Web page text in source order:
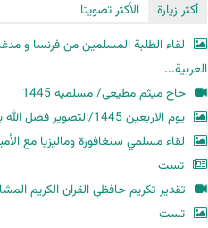
أكثر زيارة
الأكثر تصويتا
لقاء الطلبة المسلمين من فرنسا و
العربية...
حاج میثم مطیعی/ مسلمیه 1445
یوم الاربعین 1445/التصویر فضل الله بیجنی
لقاء مسلمي سنغافورة وماليزيا مع
تست
تقدير تكريم حافظي القران الكريم
تست